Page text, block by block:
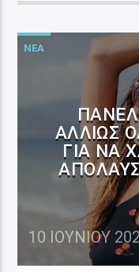
ΝΕΑ
ΛΛΙΏΣ
ΙΑ ΝΑ
10 ΙΟΥΝΊΟΥ